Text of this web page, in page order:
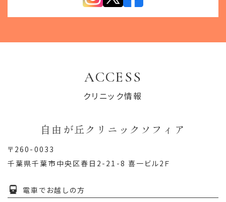
ACCESS
クリニック情報
自由が丘クリニックソフィア
〒260-0033
千葉県千葉市中央区春日2-21-8 喜一ビル2Ｆ
電車でお越しの方